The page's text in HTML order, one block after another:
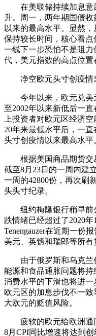
在美联储持续加息意
升。周一，两年期国债收
以来的最高水平。显然
保持较长时间，核心看
一线下一步恐怕不是阻
代，美元指数的高点位置
净空欧元头寸创疫情
今年以来，欧元兑美
至2002年以来新低后一
上投资者对欧元区经济
20年来最低水平后，一
头寸创疫情以来最高水平
根据美国商品期货交
截至8月23日的一周内建
一周的42800份，再次刷
头头寸纪录。
纽约梅隆银行稍早前
跌情绪已经超过了2020
Tenengauzer在近期一份
美元、英镑和瑞郎等所有
由于俄罗斯和乌克兰
能源和食品通胀问题将
消费水平的下滑也将进
欧元区的加息步伐不一
大欧元的贬值风险。
疲软的欧元给欧洲通
8月CPI同比增速将达到